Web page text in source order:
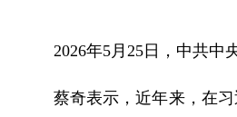
2026年5月25日，中共
蔡奇表示，近年来，在